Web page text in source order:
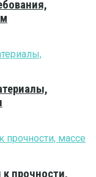
прочности,